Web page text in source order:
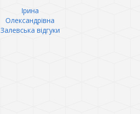
Ірина
Олександрівна
Залевська відгуки